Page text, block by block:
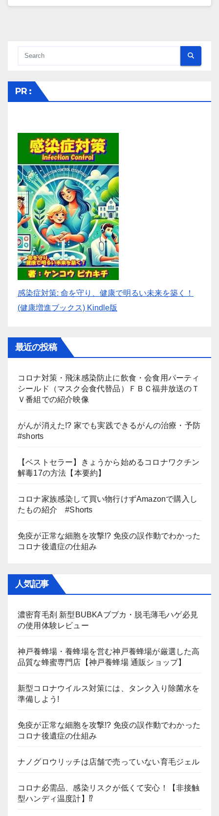
PR :
感染症対策: 命を守り、健康で明るい未来を築く！
(健康増進ブックス) Kindle版
最近の投稿
コロナ対策・飛沫感染防止に飲食・会食用パーティ
シールド（マスク会食代替品）ＦＢＣ福井放送のＴ
Ｖ番組での紹介映像
がんが消えた!? 家でも実践できるがんの治療・予防
#shorts
【ベストセラー】きょうから始めるコロナワクチン
解毒17の方法【本要約】
コロナ家族感染して買い物行けずAmazonで購入し
たもの紹介 #Shorts
免疫が正常な細胞を攻撃!? 免疫の誤作動でわかった
コロナ後遺症の仕組み
人気記事
濃密育毛剤 新型BUBKAブブカ・脱毛薄毛ハゲ必見
の使用体験レビュー
神戸養蜂場・養蜂場を営む神戸養蜂場が厳選した高
品質な蜂蜜専門店【神戸養蜂場 通販ショップ】
新型コロナウイルス対策には、タンク入り除菌水を
準備しよう!
免疫が正常な細胞を攻撃!? 免疫の誤作動でわかった
コロナ後遺症の仕組み
ナノグロウリッチは店舗で売っていない育毛ジェル
コロナ必需品、感染リスクが低くて安心！【非接触
型ハンディ温度計】⁉